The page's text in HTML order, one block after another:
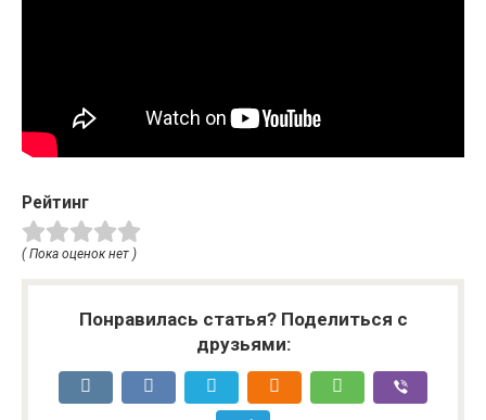
Рейтинг
( Пока оценок нет )
Понравилась статья? Поделиться с
друзьями: